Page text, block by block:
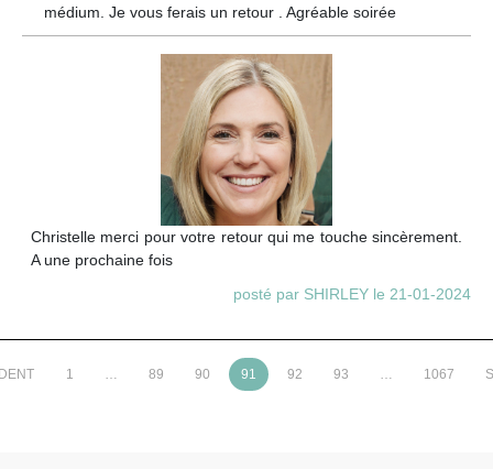
médium. Je vous ferais un retour . Agréable soirée
Christelle merci pour votre retour qui me touche sincèrement.
A une prochaine fois
posté par SHIRLEY le 21-01-2024
1 89 90 91 92 93 1067